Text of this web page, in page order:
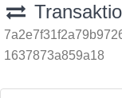
1637873a859a18